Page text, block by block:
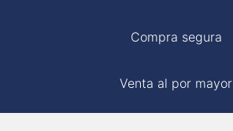
Compra segura
Venta al por mayor